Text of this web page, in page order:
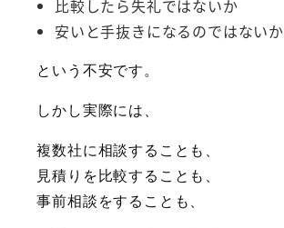
比較したら失礼ではないか
安いと手抜きになるのではないか
という不安です。
しかし実際には、
複数社に相談することも、
見積りを比較することも、
事前相談をすることも、